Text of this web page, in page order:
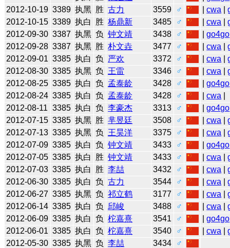
2012-10-19 3389 执黑 胜 古力 3559 ♂ |cwa |
2012-10-15 3389 执白 胜 杨鼎新 3485 ♂ |cwa |
2012-09-30 3387 执黑 负 钟文靖 3438 ♂ |go4go
2012-09-28 3387 执黑 胜 朴文垚 3477 ♂ |cwa |
2012-09-01 3385 执白 负 严欢 3372 ♂ |cwa |
2012-08-30 3385 执黑 负 王雷 3346 ♂ |cwa |
2012-08-25 3385 执白 负 孟泰龄 3428 ♂ |go4go
2012-08-24 3385 执白 负 孟泰龄 3428 ♂ |cwa
2012-08-11 3385 执白 负 李豪杰 3313 ♂ |go4go
2012-07-15 3385 执黑 胜 芈昱廷 3508 ♂ |cwa |
2012-07-13 3385 执黑 负 王昊洋 3375 ♂ |cwa |
2012-07-09 3385 执白 负 钟文靖 3433 ♂ |go4go
2012-07-05 3385 执白 胜 钟文靖 3433 ♂ |cwa |
2012-07-03 3385 执白 胜 李喆 3432 ♂ |cwa |
2012-06-30 3385 执白 负 古力 3544 ♂ |cwa |
2012-06-27 3385 执黑 负 祁立鹤 3177 ♂ |cwa |
2012-06-14 3385 执白 负 邱峻 3488 ♂ |cwa |
2012-06-09 3385 执白 负 柁嘉熹 3541 ♂ |go4go
2012-06-01 3385 执白 负 柁嘉熹 3540 ♂ |cwa |
2012-05-30 3385 执黑 负 李喆 3434
♂